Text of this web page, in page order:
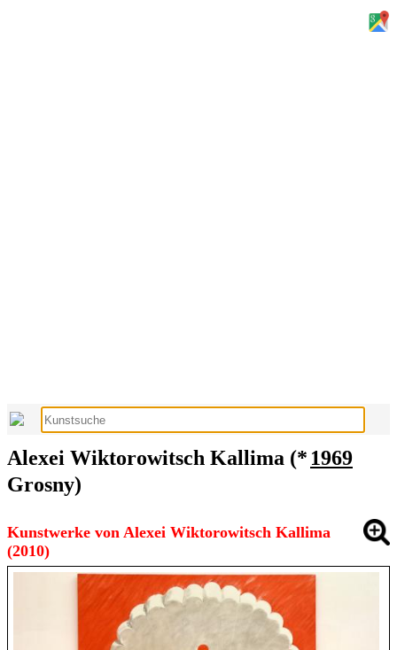
Alexei Wiktorowitsch Kallima (* 1969
Grosny)
Kunstwerke von Alexei Wiktorowitsch Kallima
(2010)